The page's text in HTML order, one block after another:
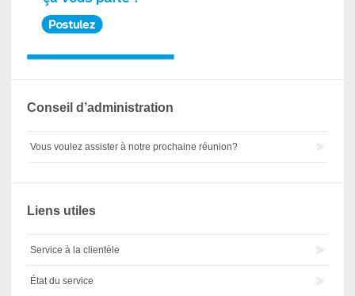
Conseil d’administration
Vous voulez assister à notre prochaine réunion?
Liens utiles
Service à la clientèle
État du service